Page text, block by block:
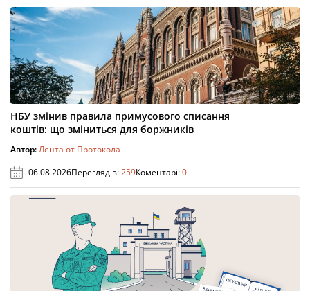
НБУ змінив правила примусового списання
коштів: що зміниться для боржників
Автор:Лента от Протокола
06.08.2026Переглядів:259Коментарі:0